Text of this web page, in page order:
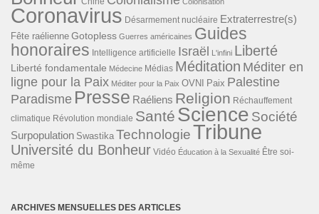
Coronavirus Désarmement nucléaire Extraterrestre(s)
Fête raélienne Gotopless Guerres américaines Guides
honoraires Intelligence artificielle Israël L'infini Liberté
Liberté fondamentale Médecine Médias Méditation Méditer en
ligne pour la Paix Méditer pour la Paix OVNI Paix Palestine
Paradisme Presse Raéliens Religion Réchauffement
climatique Révolution mondiale Santé Science Société
Surpopulation Swastika TechnologieTribune
Université du Bonheur Vidéo Éducation à la Sexualité Être soi-
même
ARCHIVES MENSUELLES DES ARTICLES